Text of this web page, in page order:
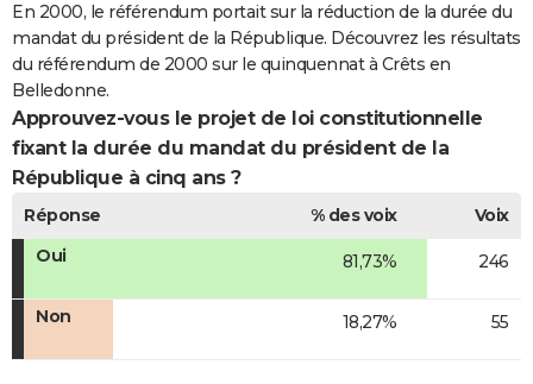
En 2000, le référendum portait sur la réduction de la durée du
mandat du président de la République. Découvrez les résultats
du référendum de 2000 sur le quinquennat à Crêts en
Belledonne.
Approuvez-vous le projet de loi constitutionnelle
fixant la durée du mandat du président de la
République à cinq ans ?
Réponse % des voix
Voix
Oui
81,73% 246
Non 18,27% 55